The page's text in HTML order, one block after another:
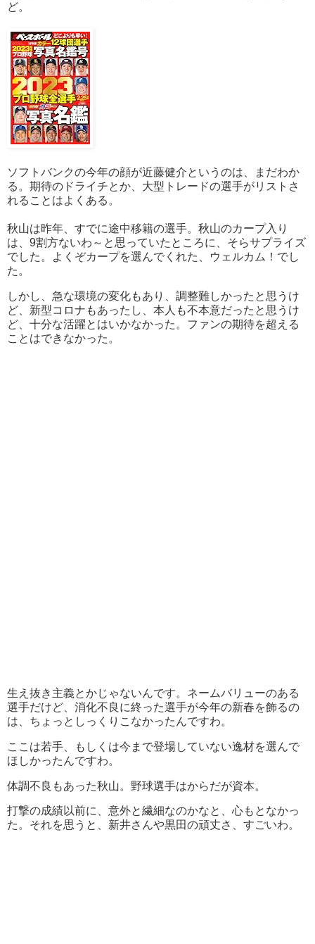
ど。
ソフトバンクの今年の顔が近藤健介というのは、まだわか
る。期待のドライチとか、大型トレードの選手がリストさ
れることはよくある。
秋山は昨年、すでに途中移籍の選手。秋山のカープ入り
は、9割方ないわ～と思っていたところに、そらサプライズ
でした。よくぞカープを選んでくれた、ウェルカム！でし
た。
しかし、急な環境の変化もあり、調整難しかったと思うけ
ど、新型コロナもあったし、本人も不本意だったと思うけ
ど、十分な活躍とはいかなかった。ファンの期待を超える
ことはできなかった。
生え抜き主義とかじゃないんです。ネームバリューのある
選手だけど、消化不良に終った選手が今年の新春を飾るの
は、ちょっとしっくりこなかったんですわ。
ここは若手、もしくは今まで登場していない逸材を選んで
ほしかったんですわ。
体調不良もあった秋山。野球選手はからだが資本。
打撃の成績以前に、意外と繊細なのかなと、心もとなかっ
た。それを思うと、新井さんや黒田の頑丈さ、すごいわ。